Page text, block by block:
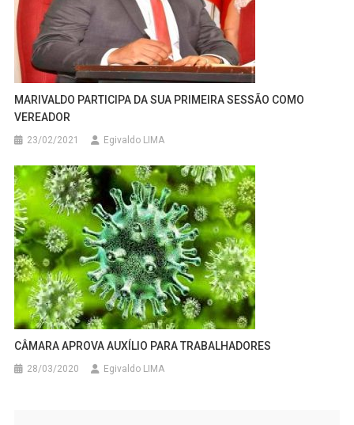
MARIVALDO PARTICIPA DA SUA PRIMEIRA SESSÃO COMO
VEREADOR
23/02/2021 Egivaldo LIMA
CÂMARA APROVA AUXÍLIO PARA TRABALHADORES
28/03/2020 Egivaldo LIMA